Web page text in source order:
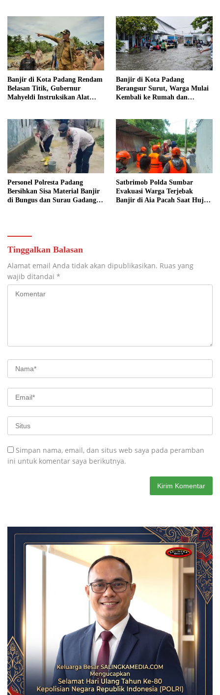
Banjir di Kota Padang Rendam
Belasan Titik, Gubernur
Mahyeldi Instruksikan Alat
Banjir di Kota Padang
Berangsur Surut, Warga Mulai
Kembali ke Rumah dan
Personel Polresta Padang
Bersihkan Sisa Material Banjir
di Bungus dan Surau Gadang,
Satbrimob Polda Sumbar
Evakuasi Warga Terjebak
Banjir di Aia Pacah Saat Hujan
Tinggalkan Balasan
Alamat email Anda tidak akan dipublikasikan. Ruas yang
wajib ditandai *
Simpan nama, email, dan situs web saya pada peramban
ini untuk komentar saya berikutnya.